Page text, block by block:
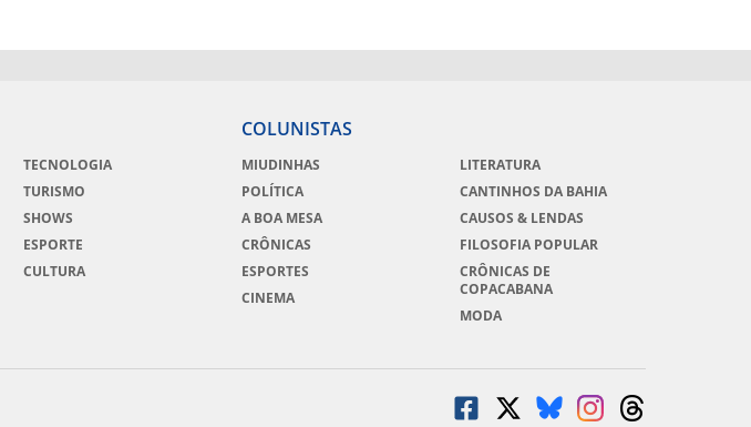
TECNOLOGIA
TURISMO
SHOWS
ESPORTE
CULTURA
COLUNISTAS
MIUDINHAS
POLÍTICA
A BOA MESA
CRÔNICAS
ESPORTES
CINEMA
LITERATURA
CANTINHOS DA BAHIA
CAUSOS & LENDAS
FILOSOFIA POPULAR
CRÔNICAS DE
COPACABANA
MODA